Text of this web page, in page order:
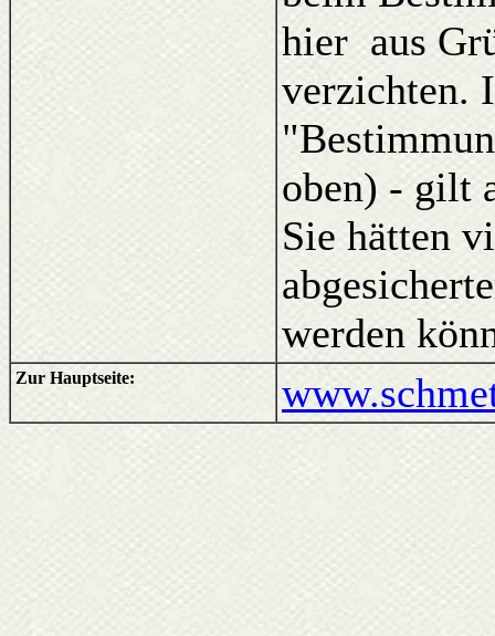
hier aus
verzichten.
oben) - gilt
Sie hätten
werden
Zur Hauptseite: